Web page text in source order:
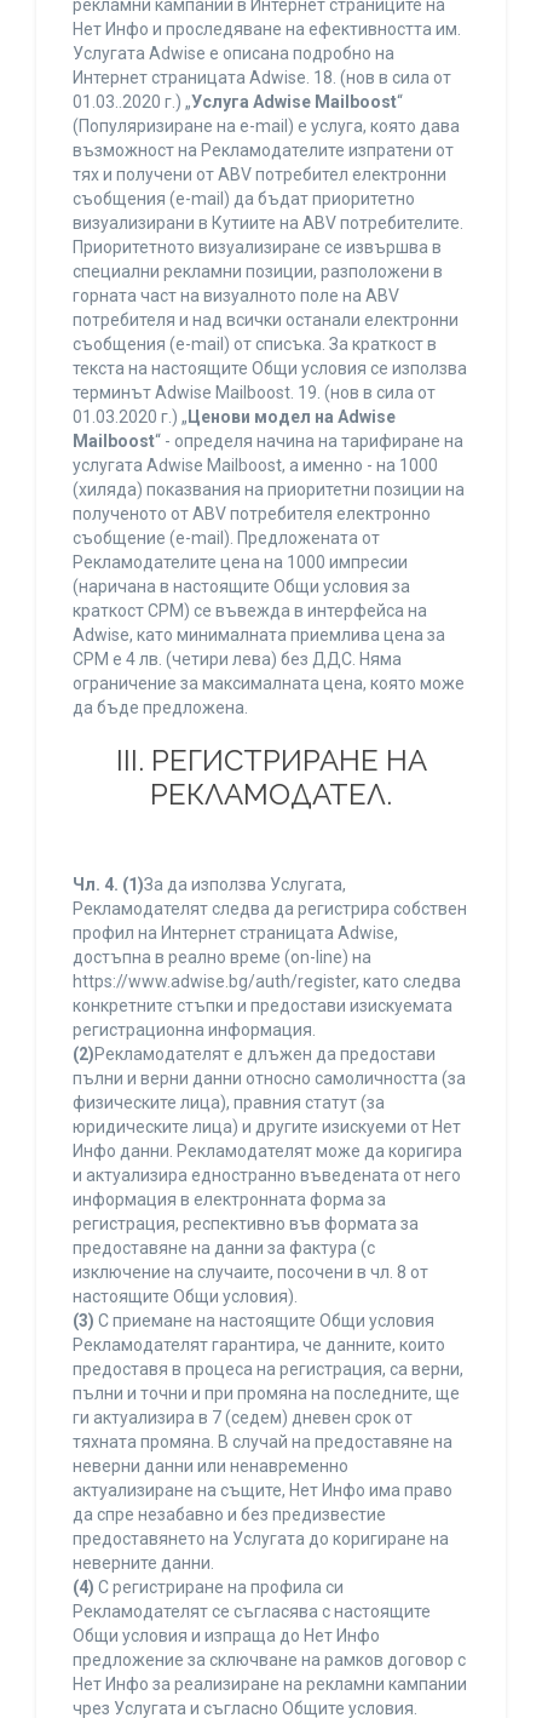
рекламни кампании в Интернет страниците на
Нет Инфо и проследяване на ефективността им.
Услугата Adwise е описана подробно на
Интернет страницата Adwise. 18. (нов в сила от
01.03..2020 г.) „Услуга Adwise Mailboost“
(Популяризиране на e-mail) е услуга, която дава
възможност на Рекламодателите изпратени от
тях и получени от ABV потребител електронни
съобщения (e-mail) да бъдат приоритетно
визуализирани в Кутиите на ABV потребителите.
Приоритетното визуализиране се извършва в
специални рекламни позиции, разположени в
горната част на визуалното поле на ABV
потребителя и над всички останали електронни
съобщения (e-mail) от списъка. За краткост в
текста на настоящите Общи условия се използва
терминът Adwise Mailboost. 19. (нов в сила от
01.03.2020 г.) „ Ценови модел на Adwise
Mailboost“ - определя начина на тарифиране на
услугата Adwise Mailboost, а именно - на 1000
(хиляда) показвания на приоритетни позиции на
полученото от ABV потребителя електронно
съобщение (e-mail). Предложената от
Рекламодателите цена на 1000 импресии
(наричана в настоящите Общи условия за
краткост CPM) се въвежда в интерфейса на
Adwise, като минималната приемлива цена за
CPM е 4 лв. (четири лева) без ДДС. Няма
ограничение за максималната цена, която може
да бъде предложена.
ІІІ. РЕГИСТРИРАНЕ НА
РЕКЛАМОДАТЕЛ.
Чл. 4. (1)За да използва Услугата,
Рекламодателят следва да регистрира собствен
профил на Интернет страницата Adwise,
достъпна в реално време (on-line) на
https://www.adwise.bg/auth/register, като следва
конкретните стъпки и предостави изискуемата
регистрационна информация.
(2)Рекламодателят е длъжен да предостави
пълни и верни данни относно самоличността (за
физическите лица), правния статут (за
юридическите лица) и другите изискуеми от Нет
Инфо данни. Рекламодателят може да коригира
и актуализира едностранно въведената от него
информация в електронната форма за
регистрация, респективно във формата за
предоставяне на данни за фактура (с
изключение на случаите, посочени в чл. 8 от
настоящите Общи условия).
(3) С приемане на настоящите Общи условия
Рекламодателят гарантира, че данните, които
предоставя в процеса на регистрация, са верни,
пълни и точни и при промяна на последните, ще
ги актуализира в 7 (седем) дневен срок от
тяхната промяна. В случай на предоставяне на
неверни данни или ненавременно
актуализиране на същите, Нет Инфо има право
да спре незабавно и без предизвестие
предоставянето на Услугата до коригиране на
неверните данни.
(4) С регистриране на профила си
Рекламодателят се съгласява с настоящите
Общи условия и изпраща до Нет Инфо
предложение за сключване на рамков договор с
Нет Инфо за реализиране на рекламни кампании
чрез Услугата и съгласно Общите условия.